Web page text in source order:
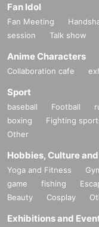
Fan Idol
Fan Meeting
session
Talk show
Anime Characters
Collaboration cafe
Sport
baseball Football
boxing
Fighting
Other
Hobbies, Culture
Yoga and Fitness
game
fishing
Beauty
Cosplay
Exhibitions and